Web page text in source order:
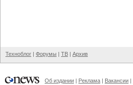
Техноблог | Форумы | ТВ | Архив
Об издании | Реклама | Вакансии |